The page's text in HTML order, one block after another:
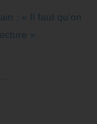
: « Il faut qu’on
»